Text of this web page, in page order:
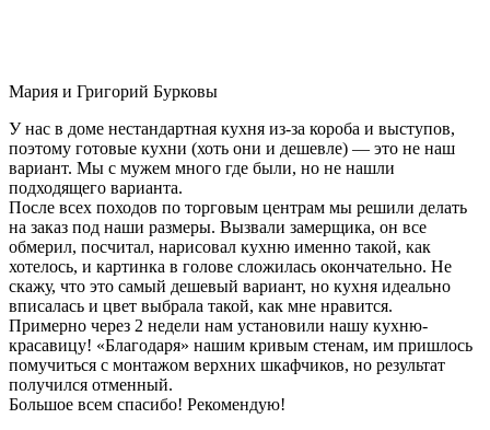
Мария и Григорий Бурковы
У нас в доме нестандартная кухня из-за короба и выступов,
поэтому готовые кухни (хоть они и дешевле) — это не наш
вариант. Мы с мужем много где были, но не нашли
подходящего варианта.
После всех походов по торговым центрам мы решили делать
на заказ под наши размеры. Вызвали замерщика, он все
обмерил, посчитал, нарисовал кухню именно такой, как
хотелось, и картинка в голове сложилась окончательно. Не
скажу, что это самый дешевый вариант, но кухня идеально
вписалась и цвет выбрала такой, как мне нравится.
Примерно через 2 недели нам установили нашу кухню-
красавицу! «Благодаря» нашим кривым стенам, им пришлось
помучиться с монтажом верхних шкафчиков, но результат
получился отменный.
Большое всем спасибо! Рекомендую!